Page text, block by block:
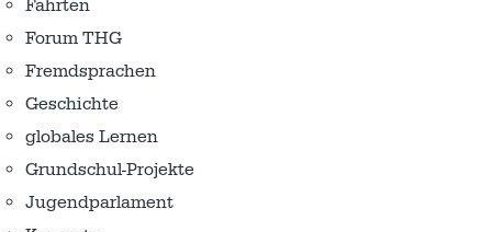
Fahrten
Forum THG
Fremdsprachen
Geschichte
globales Lernen
Grundschul-Projekte
Jugendparlament